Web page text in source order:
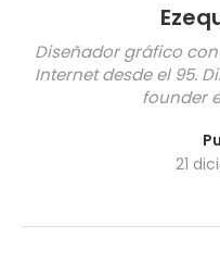
Diseñador gráfico
Internet desde el 95.
founder
21